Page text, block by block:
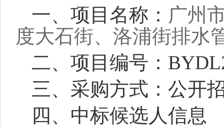
一、项目名称： 广州
度大石街、洛浦街排水
二、项目编号：
三、采购方式：公开
四、中标候选人信息